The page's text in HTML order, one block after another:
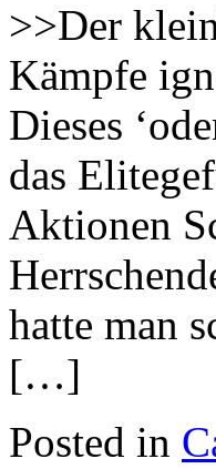
>>Der
Kämpfe
Dieses
das
Aktionen
hatte man
[…]
Posted in